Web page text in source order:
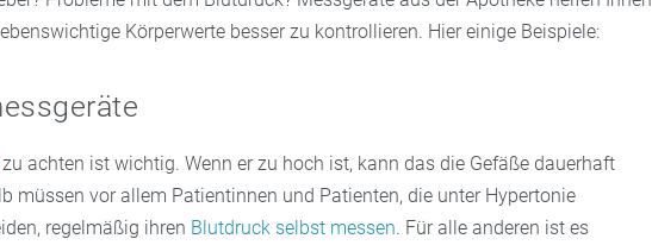
Körperwerte besser zu kontrollieren. Hier einige Beispiele:
achten ist wichtig. Wenn er zu hoch ist, kann das die Gefäße dauerhaft
müssen vor allem Patientinnen und Patienten, die unter Hypertonie
regelmäßig ihren Blutdruck selbst messen. Für alle anderen ist es